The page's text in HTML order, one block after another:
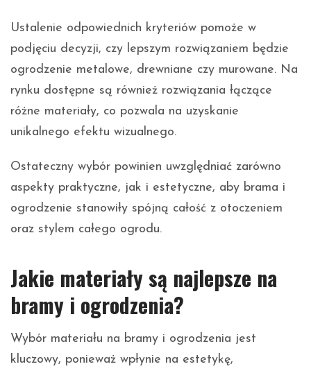
Ustalenie odpowiednich kryteriów pomoże w
podjęciu decyzji, czy lepszym rozwiązaniem będzie
ogrodzenie metalowe, drewniane czy murowane. Na
rynku dostępne są również rozwiązania łączące
różne materiały, co pozwala na uzyskanie
unikalnego efektu wizualnego.
Ostateczny wybór powinien uwzględniać zarówno
aspekty praktyczne, jak i estetyczne, aby brama i
ogrodzenie stanowiły spójną całość z otoczeniem
oraz stylem całego ogrodu.
Jakie materiały są najlepsze na
bramy i ogrodzenia?
Wybór materiału na bramy i ogrodzenia jest
kluczowy, ponieważ wpłynie na estetykę,